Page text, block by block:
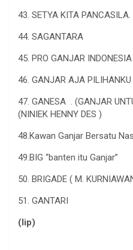
43. SETYA KITA PANCASILA.
44. SAGANTARA
45. PRO GANJAR INDONESIA
46. GANJAR AJA PILIHANKU
47. GANESA . (GANJAR
(NINIEK HENNY DES )
48.Kawan Ganjar Bersatu
49.BIG “banten itu Ganjar”
50. BRIGADE ( M.
51. GANTARI
(lip)